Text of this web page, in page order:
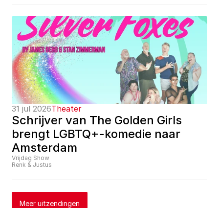
31 jul 2026Theater
Schrijver van The Golden Girls
brengt LGBTQ+-komedie naar
Amsterdam
Vrijdag Show
Renk & Justus
Meer uitzendingen